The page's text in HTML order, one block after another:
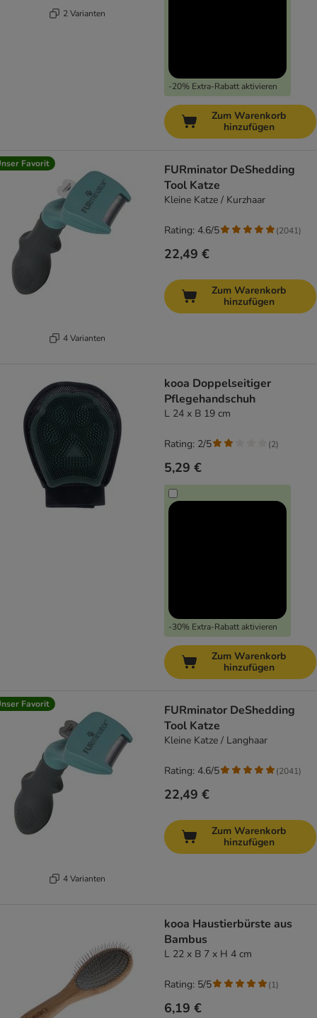
2 Varianten
-20% Extra-Rabatt aktivieren
Zum Warenkorb
hinzufügen
Favorit
4 Varianten
FURminator DeShedding
Tool Katze
Kleine Katze / Kurzhaar
22,49 €
Rating: 4.6/5 (2041)
Zum Warenkorb
hinzufügen
kooa Doppelseitiger
Pflegehandschuh
L 24 x B 19 cm
5,29 €
-30% Extra-Rabatt aktivieren
Rating: 2/5 (2)
Zum Warenkorb
hinzufügen
Favorit
4 Varianten
FURminator DeShedding
Tool Katze
Kleine Katze / Langhaar
22,49 €
Rating: 4.6/5 (2041)
Zum Warenkorb
hinzufügen
kooa Haustierbürste aus
Bambus
L 22 x B 7 x H 4 cm
6,19 €
Rating: 5/5 (1)